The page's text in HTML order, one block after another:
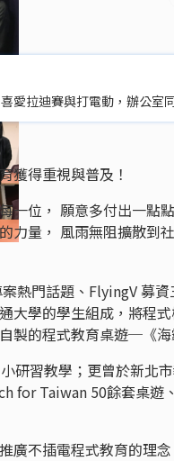
愛拉迪賽與打電動，辦公室
獲得重視與普及！
一位， 願意多付出一點
力量， 風雨無阻擴散到
熱門話題、FlyingV 募
大學的學生組成，將程
製的程式教育桌遊─《
研習教學；更曾於新北
for Taiwan 50餘套桌遊
廣不插電程式教育的理